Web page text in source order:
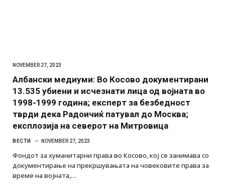
NOVEMBER 27, 2023
Албански медиуми: Во Косово документирани
13.535 убиени и исчезнати лица од војната во
1998-1999 година; експерт за безбедност
тврди дека Радоичиќ патувал до Москва;
експлозија на северот на Митровица
ВЕСТИ NOVEMBER 27, 2023
Фондот за хуманитарни права во Косово, кој се занимава со
документирање на прекршувањата на човековите права за
време на војната,…